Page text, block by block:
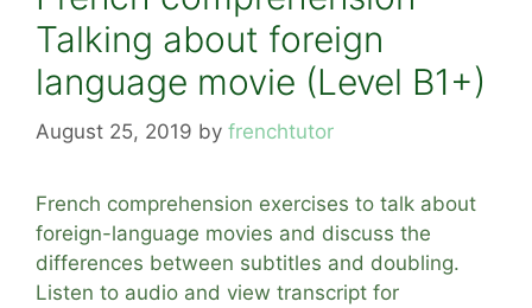
Talking about foreign
language movie (Level B1+)
August 25, 2019 by frenchtutor
French comprehension exercises to talk about
foreign-language movies and discuss the
differences between subtitles and doubling.
Listen to audio and view transcript for